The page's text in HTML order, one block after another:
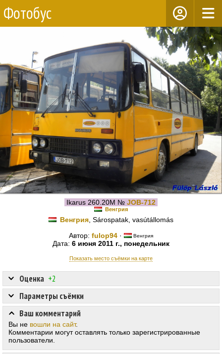
Фотобус
Ikarus 260.20M № JOB-712
Венгрия
Венгрия , Sárospatak, vasútállomás
Автор: fulop94 · Венгрия
Дата: 6 июня 2011 г., понедельник
Показать место съёмки на карте
Оценка +2
Параметры съёмки
Ваш комментарий
Вы не вошли на сайт.
Комментарии могут оставлять только зарегистрированные
пользователи.